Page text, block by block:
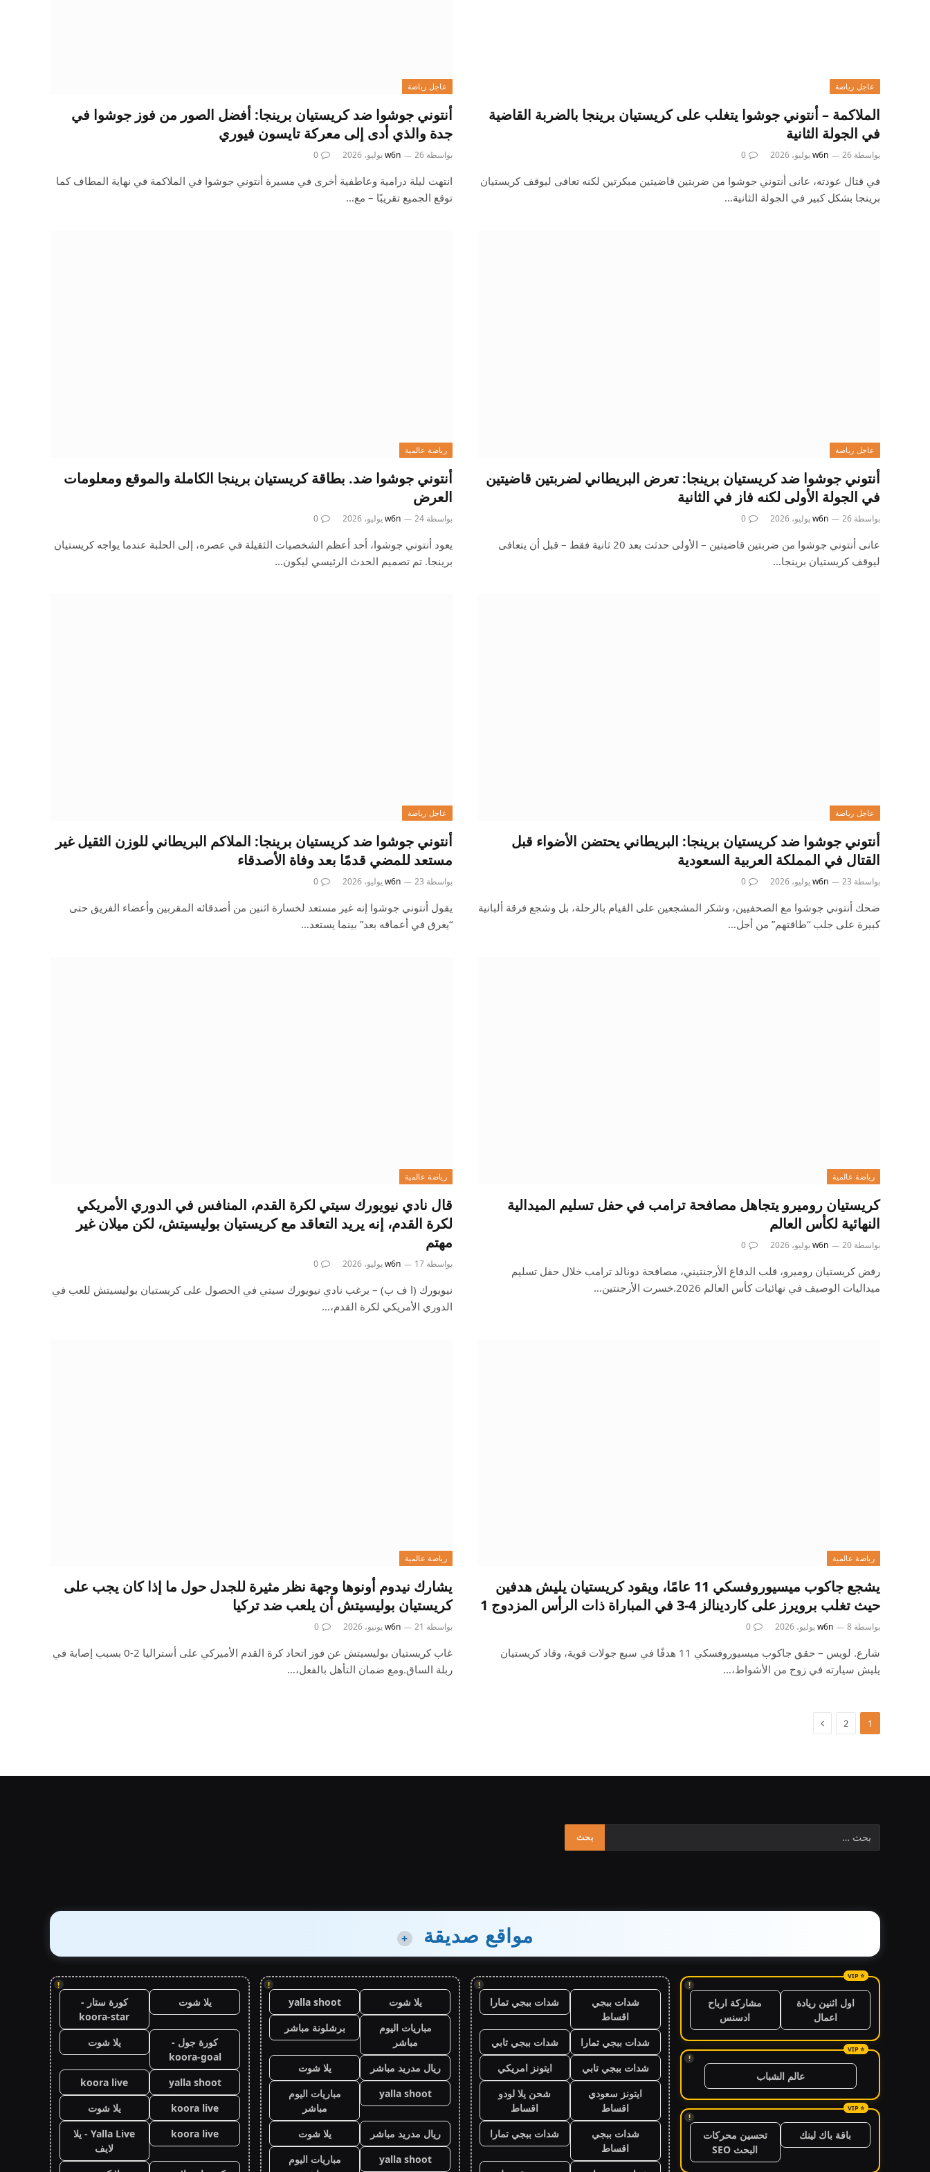
عاجل رياضة
الملاكمة – أنتوني جوشوا يتغلب على كريستيان برينجا بالضربة القاضية
في الجولة الثانية
بواسطة w6n 26 يوليو، 2026 0
في قتال عودته، عانى أنتوني جوشوا من ضربتين قاضيتين مبكرتين لكنه تعافى ليوقف كريستيان
برينجا بشكل كبير في الجولة الثانية…
عاجل رياضة
أنتوني جوشوا ضد كريستيان برينجا: أفضل الصور من فوز جوشوا في
جدة والذي أدى إلى معركة تايسون فيوري
بواسطة w6n 26 يوليو، 2026 0
انتهت ليلة درامية وعاطفية أخرى في مسيرة أنتوني جوشوا في الملاكمة في نهاية المطاف كما
توقع الجميع تقريبًا – مع…
عاجل رياضة
أنتوني جوشوا ضد كريستيان برينجا: تعرض البريطاني لضربتين قاضيتين
في الجولة الأولى لكنه فاز في الثانية
بواسطة w6n 26 يوليو، 2026 0
عانى أنتوني جوشوا من ضربتين قاضيتين – الأولى حدثت بعد 20 ثانية فقط – قبل أن يتعافى
ليوقف كريستيان برينجا…
رياضة عالمية
أنتوني جوشوا ضد. بطاقة كريستيان برينجا الكاملة والموقع ومعلومات
العرض
بواسطة w6n 24 يوليو، 2026 0
يعود أنتوني جوشوا، أحد أعظم الشخصيات الثقيلة في عصره، إلى الحلبة عندما يواجه كريستيان
برينجا. تم تصميم الحدث الرئيسي ليكون…
عاجل رياضة
أنتوني جوشوا ضد كريستيان برينجا: البريطاني يحتضن الأضواء قبل
القتال في المملكة العربية السعودية
بواسطة w6n 23 يوليو، 2026 0
ضحك أنتوني جوشوا مع الصحفيين، وشكر المشجعين على القيام بالرحلة، بل وشجع فرقة ألبانية
كبيرة على جلب “طاقتهم” من أجل…
عاجل رياضة
أنتوني جوشوا ضد كريستيان برينجا: الملاكم البريطاني للوزن الثقيل غير
مستعد للمضي قدمًا بعد وفاة الأصدقاء
بواسطة w6n 23 يوليو، 2026 0
يقول أنتوني جوشوا إنه غير مستعد لخسارة اثنين من أصدقائه المقربين وأعضاء الفريق حتى
“يغرق في أعماقه بعد” بينما يستعد…
رياضة عالمية
كريستيان روميرو يتجاهل مصافحة ترامب في حفل تسليم الميدالية
النهائية لكأس العالم
بواسطة w6n 20 يوليو، 2026 0
رفض كريستيان روميرو، قلب الدفاع الأرجنتيني، مصافحة دونالد ترامب خلال حفل تسليم
ميداليات الوصيف في نهائيات كأس العالم 2026.خسرت الأرجنتين…
رياضة عالمية
قال نادي نيويورك سيتي لكرة القدم، المنافس في الدوري الأمريكي
لكرة القدم، إنه يريد التعاقد مع كريستيان بوليسيتش، لكن ميلان غير
مهتم
بواسطة w6n 17 يوليو، 2026 0
نيويورك (ا ف ب) – يرغب نادي نيويورك سيتي في الحصول على كريستيان بوليسيتش للعب في
الدوري الأمريكي لكرة القدم،…
رياضة عالمية
يشجع جاكوب ميسيوروفسكي 11 عامًا، ويقود كريستيان يليش هدفين
حيث تغلب برويرز على كاردينالز 4-3 في المباراة ذات الرأس المزدوج 1
بواسطة w6n 8 يوليو، 2026 0
شارع. لويس – حقق جاكوب ميسيوروفسكي 11 هدفًا في سبع جولات قوية، وقاد كريستيان
يليش سيارته في زوج من الأشواط،…
رياضة عالمية
يشارك نيدوم أونوها وجهة نظر مثيرة للجدل حول ما إذا كان يجب على
كريستيان بوليسيتش أن يلعب ضد تركيا
بواسطة w6n 21 يونيو، 2026 0
غاب كريستيان بوليسيتش عن فوز اتحاد كرة القدم الأميركي على أستراليا 2-0 بسبب إصابة في
ربلة الساق.ومع ضمان التأهل بالفعل،…
1
2
مواقع صديقة +
!
اول اثنين ريادة
اعمال
مشاركة ارباح
ادسنس
!
عالم الشباب
!
باقة باك لينك
تحسين محركات
البحث SEO
!
شدات ببجي
اقساط
شدات ببجي تمارا
شدات ببجي تمارا
شدات ببجي تابي
شدات ببجي تابي
ايتونز امريكي
ايتونز سعودي
اقساط
شحن يلا لودو
اقساط
شدات ببجي
اقساط
شدات ببجي تمارا
!
يلا شوت
yalla shoot
مباريات اليوم
مباشر
برشلونة مباشر
ريال مدريد مباشر
يلا شوت
yalla shoot
مباريات اليوم
مباشر
ريال مدريد مباشر
يلا شوت
yalla shoot
مباريات اليوم
!
يلا شوت
كورة ستار -
koora-star
كورة جول -
koora-goal
يلا شوت
yalla shoot
koora live
koora live
يلا شوت
koora live
Yalla Live - يلا
لايف